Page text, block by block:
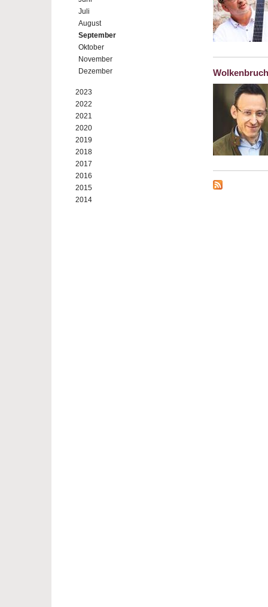
Juli
August
September
Oktober
November
Dezember
2023
2022
2021
2020
2019
2018
2017
2016
2015
2014